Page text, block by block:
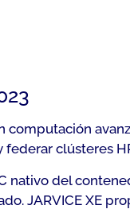
computación
federar clústeres
nativo del
JARVICE XE